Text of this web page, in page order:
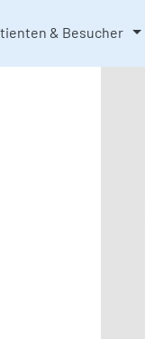
& Besucher